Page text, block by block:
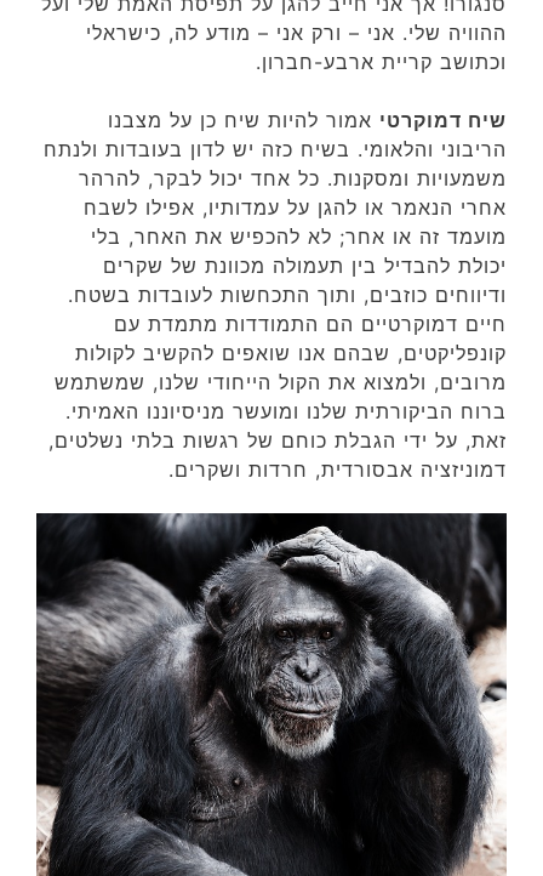
ההוויה שלי. אני – ורק אני – מודע לה, כישראלי
וכתושב קריית ארבע-חברון.
שיח דמוקרטי אמור להיות שיח כן על מצבנו
הריבוני והלאומי. בשיח כזה יש לדון בעובדות ולנתח
משמעויות ומסקנות. כל אחד יכול לבקר, להרהר
אחרי הנאמר או להגן על עמדותיו, אפילו לשבח
מועמד זה או אחר; לא להכפיש את האחר, בלי
יכולת להבדיל בין תעמולה מכוונת של שקרים
ודיווחים כוזבים, ותוך התכחשות לעובדות בשטח.
חיים דמוקרטיים הם התמודדות מתמדת עם
קונפליקטים, שבהם אנו שואפים להקשיב לקולות
מרובים, ולמצוא את הקול הייחודי שלנו, שמשתמש
ברוח הביקורתית שלנו ומועשר מניסיוננו האמיתי.
זאת, על ידי הגבלת כוחם של רגשות בלתי נשלטים,
דמוניזציה אבסורדית, חרדות ושקרים.